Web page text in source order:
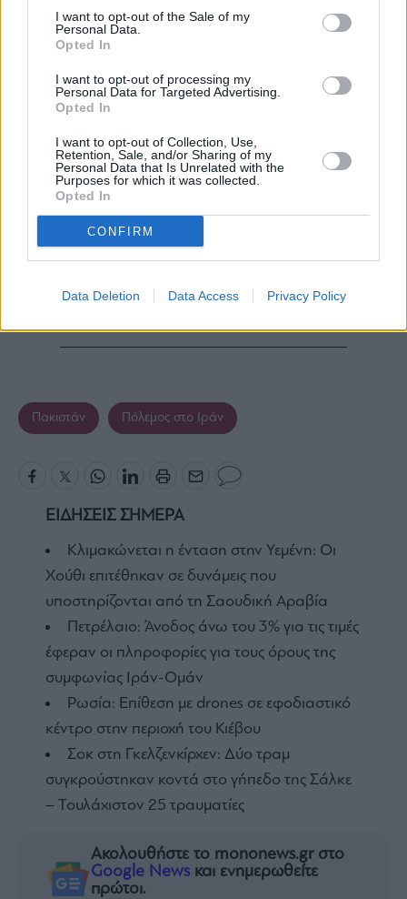
I want to opt-out of the Sale of my
Personal Data.
Opted In
I want to opt-out of processing my
Personal Data for Targeted Advertising.
Opted In
I want to opt-out of Collection, Use,
Retention, Sale, and/or Sharing of my
Personal Data that Is Unrelated with the
Purposes for which it was collected.
Opted In
CONFIRM
Data Deletion Data Access Privacy Policy
Πακιστάν Πόλεμος στο Ιράν
ΕΙΔΗΣΕΙΣ ΣΗΜΕΡΑ
Κλιμακώνεται η ένταση στην Υεμένη: Οι
Χούθι επιτέθηκαν σε δυνάμεις που
υποστηρίζονται από τη Σαουδική Αραβία
Πετρέλαιο: Άνοδος άνω του 3% για τις τιμές
έφεραν οι πληροφορίες για τους όρους της
συμφωνίας Ιράν-Ομάν
Ρωσία: Επίθεση με drones σε εφοδιαστικό
κέντρο στην περιοχή του Κιέβου
Σοκ στη Γκελζενκίρχεν: Δύο τραμ
συγκρούστηκαν κοντά στο γήπεδο της Σάλκε
– Τουλάχιστον 25 τραυματίες
Ακολουθήστε το mononews.gr στο
Google News και ενημερωθείτε
πρώτοι.